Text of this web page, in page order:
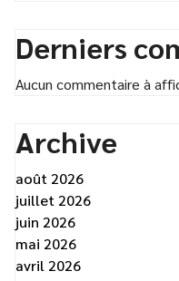
Derniers
Aucun commentaire à
Archive
août 2026
juillet 2026
juin 2026
mai 2026
avril 2026